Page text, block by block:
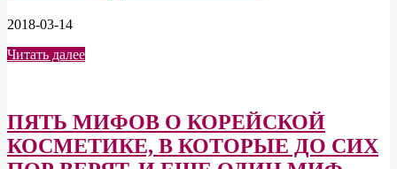
2018-03-14
Читать далее
ПЯТЬ МИФОВ О КОРЕЙСКОЙ
КОСМЕТИКЕ, В КОТОРЫЕ ДО СИХ